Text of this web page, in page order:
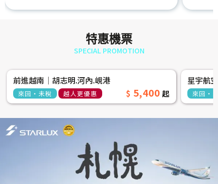
特惠機票
SPECIAL PROMOTION
前進越南│胡志明.河內.峴港
來回‧未稅 越人更優惠 5,400
星宇航
來回‧